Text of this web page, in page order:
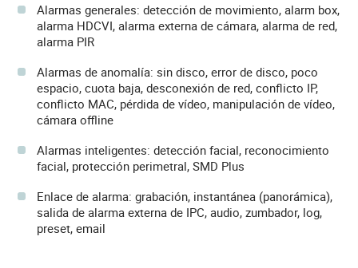
Alarmas generales: detección de movimiento, alarm box,
alarma HDCVI, alarma externa de cámara, alarma de red,
alarma PIR
Alarmas de anomalía: sin disco, error de disco, poco
espacio, cuota baja, desconexión de red, conflicto IP,
conflicto MAC, pérdida de vídeo, manipulación de vídeo,
cámara offline
Alarmas inteligentes: detección facial, reconocimiento
facial, protección perimetral, SMD Plus
Enlace de alarma: grabación, instantánea (panorámica),
salida de alarma externa de IPC, audio, zumbador, log,
preset, email